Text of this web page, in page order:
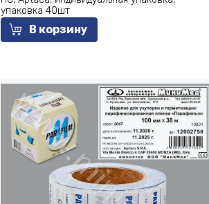
упаковка 40шт
В корзину